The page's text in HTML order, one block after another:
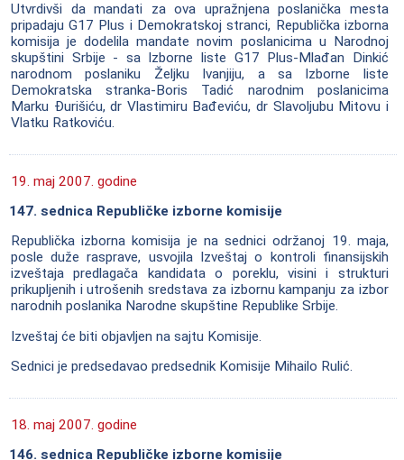
Utvrdivši da mandati za ova upražnjena poslanička mesta
pripadaju G17 Plus i Demokratskoj stranci, Republička izborna
komisija je dodelila mandate novim poslanicima u Narodnoj
skupštini Srbije - sa Izborne liste G17 Plus-Mlađan Dinkić
narodnom poslaniku Željku Ivanjiju, a sa Izborne liste
Demokratska stranka-Boris Tadić narodnim poslanicima
Marku Đurišiću, dr Vlastimiru Bađeviću, dr Slavoljubu Mitovu i
Vlatku Ratkoviću.
19. maj 2007. godine
147. sednica Republičke izborne komisije
Republička izborna komisija je na sednici održanoj 19. maja,
posle duže rasprave, usvojila Izveštaj o kontroli finansijskih
izveštaja predlagača kandidata o poreklu, visini i strukturi
prikupljenih i utrošenih sredstava za izbornu kampanju za izbor
narodnih poslanika Narodne skupštine Republike Srbije.
Izveštaj će biti objavljen na sajtu Komisije.
Sednici je predsedavao predsednik Komisije Mihailo Rulić.
18. maj 2007. godine
146. sednica Republičke izborne komisije